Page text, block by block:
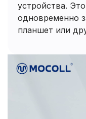
устройства.
одновременно
планшет или